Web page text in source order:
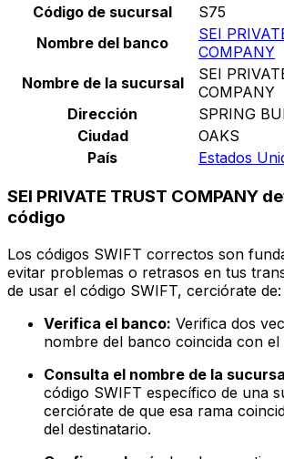
Código de sucursal
S75
Nombre del banco
SEI
COMPANY
Nombre de la sucursal
SEI
COMPANY
Dirección
SPRING
Ciudad
OAKS
País
Estados
SEI PRIVATE TRUST COMPANY
código
Los códigos SWIFT correctos son
evitar problemas o retrasos en tus
de usar el código SWIFT, cerciórate de:
Verifica el banco: Verifica dos
nombre del banco coincida con el
Consulta el nombre de la
código SWIFT específico de una
cerciórate de que esa rama
del destinatario.